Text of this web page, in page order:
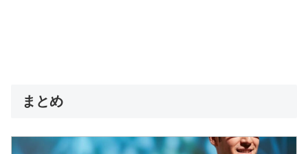
まとめ